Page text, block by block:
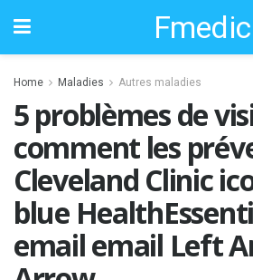
Fmedic
Home Maladies Autres maladies
5 problèmes de
comment les
Cleveland Clinic
blue
email email Left